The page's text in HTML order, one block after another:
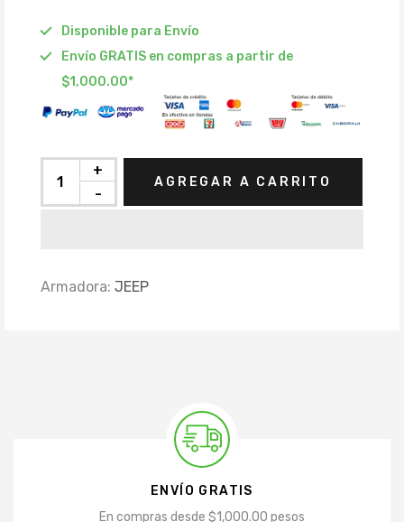
Disponible para Envío
Envío GRATIS en compras a partir de
$1,000.00*
-
+
AGREGAR A CARRITO
Armadora: JEEP
ENVÍO GRATIS
En compras desde $1,000.00 pesos